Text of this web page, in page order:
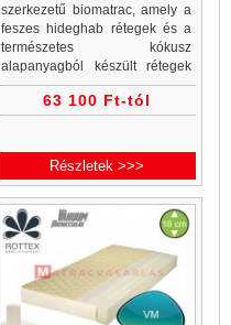
szerkezetű biomatrac, amely a
feszes hideghab rétegek és a
természetes kókusz
alapanyagból készült rétegek
váltakozásával egy kemény,
feszes alátámasztást nyújtó
63 100 Ft-tól
Részletek >>>